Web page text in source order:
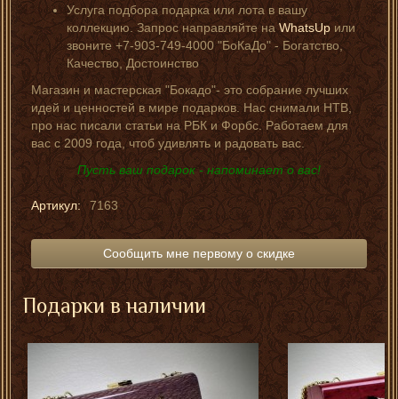
Услуга подбора подарка или лота в вашу
коллекцию. Запрос направляйте наWhatsUp или
звоните +7-903-749-4000 "БоКаДо" - Богатство,
Качество, Достоинство
Магазин и мастерская "Бокадо"- это собрание лучших
идей и ценностей в мире подарков. Нас снимали НТВ,
про нас писали статьи на РБК и Форбс. Работаем для
вас с 2009 года, чтоб удивлять и радовать вас.
Пусть ваш подарок - напоминает о вас!
Артикул: 7163
Сообщить мне первому о скидке
Подарки в наличии